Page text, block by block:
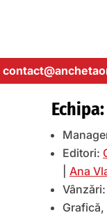
Echipa:
Editori:
Ana
Vânzări: